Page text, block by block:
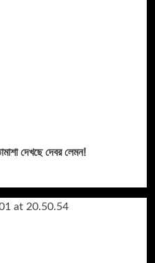
দেখছে দেবর লেমন!